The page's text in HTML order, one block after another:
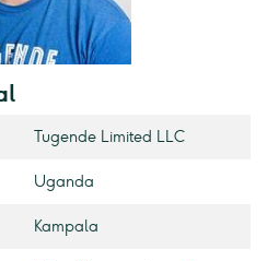
Tugende Limited LLC
Uganda
Kampala